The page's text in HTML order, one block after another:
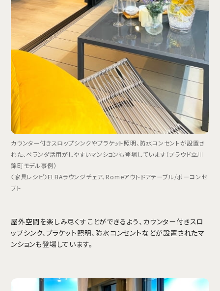
カウンター付きスロップシンクやブラケット照明、防水コンセントが設置さ
れた、ベランダ活用がしやすいマンションも登場しています（プラウド立川
錦町モデル事例）
〈家具レシピ〉ELBAラウンジチェア、Romeアウトドアテーブル/ボーコンセ
プト
屋外空間を楽しみ尽くすことができるよう、カウンター付きスロ
ップシンク、ブラケット照明、防水コンセントなどが設置されたマ
ンションも登場しています。